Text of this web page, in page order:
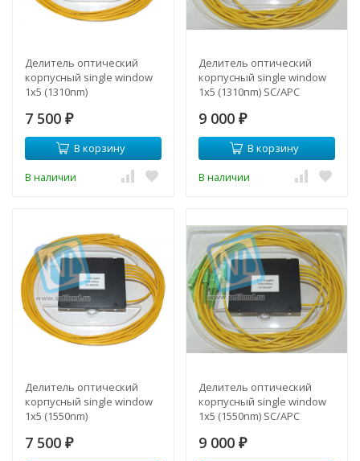
Делитель оптический
корпусный single window
1х5 (1310nm)
7 500 ₽
В корзину
В наличии
Делитель оптический
корпусный single window
1х5 (1310nm) SC/APC
9 000 ₽
В корзину
В наличии
Делитель оптический
корпусный single window
1х5 (1550nm)
7 500 ₽
Делитель оптический
корпусный single window
1х5 (1550nm) SC/APC
9 000 ₽